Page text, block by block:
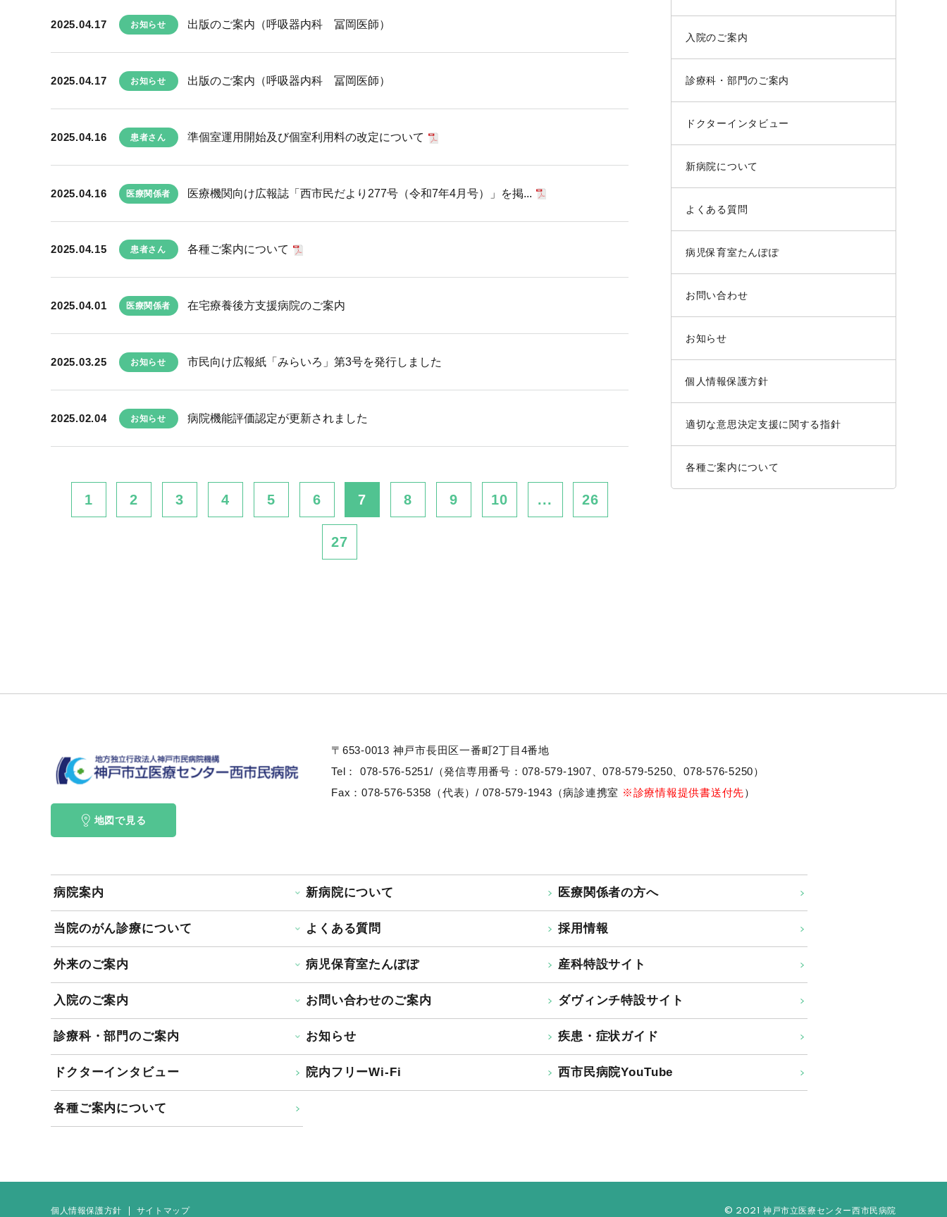
2025.04.17 お知らせ 出版のご案内（呼吸器内科 冨岡医師）
2025.04.17 お知らせ 出版のご案内（呼吸器内科 冨岡医師）
2025.04.16 患者さん 準個室運用開始及び個室利用料の改定について
2025.04.16 医療関係者 医療機関向け広報誌「西市民だより277号（令和7年4月号）」を掲...
2025.04.15 患者さん 各種ご案内について
2025.04.01 医療関係者 在宅療養後方支援病院のご案内
2025.03.25 お知らせ 市民向け広報紙「みらいろ」第3号を発行しました
2025.02.04 お知らせ 病院機能評価認定が更新されました
1 2 3 4 5 6 7 8 9 10 ... 26
27
入院のご案内
診療科・部門のご案内
ドクターインタビュー
新病院について
よくある質問
病児保育室たんぽぽ
お問い合わせ
お知らせ
個人情報保護方針
適切な意思決定支援に関する指針
各種ご案内について
〒653-0013 神戸市長田区一番町2丁目4番地
Tel：
078-576-5251/（発信専用番号：078-579-1907、078-579-5250、 078-576-5250）
Fax：078-576-5358（代表）/ 078-579-1943（病診連携室 ※診療情報提供書送付先）
地図で見る
病院案内
当院のがん診療について
外来のご案内
入院のご案内
診療科・部門のご案内
ドクターインタビュー
各種ご案内について
新病院について
よくある質問
病児保育室たんぽぽ
お問い合わせのご案内
お知らせ
院内フリーWi-Fi
医療関係者の方へ
採用情報
産科特設サイト
ダヴィンチ特設サイト
疾患・症状ガイド
西市民病院YouTube
個人情報保護方針 サイトマップ © 2021 神戸市立医療センター西市民病院